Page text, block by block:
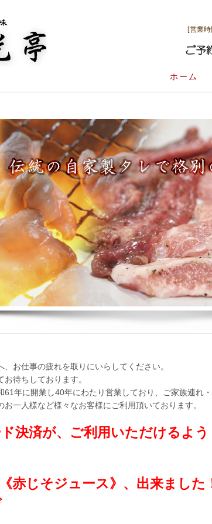
[営業時
ホーム
お仕事の疲れを取りにいらしてください。
待ちしております。
61年に開業し40年にわたり営業しており、ご家族連れ
一人様など様々なお客様にご利用頂いております。
決済が、ご利用いただけるよう
赤じそジュース》、出来ました